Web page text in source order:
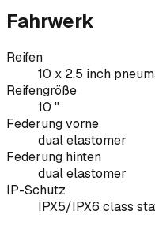
Fahrwerk
Reifen
10 x 2.5 inch
Reifengröße
10 "
Federung vorne
dual elastomer
Federung hinten
dual elastomer
IP-Schutz
IPX5/IPX6 class